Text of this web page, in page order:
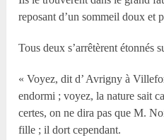
reposant d’un sommeil doux et
Tous deux s’arrêtèrent étonnés
« Voyez, dit d’ Avrigny à
endormi ; voyez, la nature sait
certes, on ne dira pas que M.
fille ; il dort cependant.